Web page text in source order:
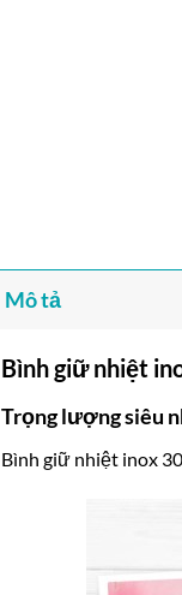
Mô tả
Bình giữ nhiệt
Trọng lượng siêu
Bình giữ nhiệt inox